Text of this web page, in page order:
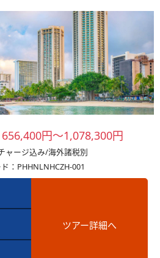
656,400円～1,078,300円
ャージ込み/海外諸税別
：PHHNLNHCZH-001
ツアー詳細へ